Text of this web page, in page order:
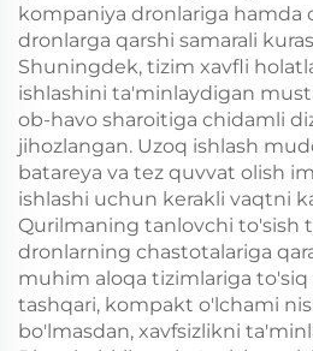
kompaniya dronlariga hamda
dronlarga qarshi samarali
Shuningdek, tizim xavfli
ishlashini ta'minlaydigan
ob-havo sharoitiga chidamli
jihozlangan. Uzoq ishlash
batareya va tez quvvat olish
ishlashi uchun kerakli vaqtni
Qurilmaning tanlovchi to'sish
dronlarning chastotalariga
muhim aloqa tizimlariga
tashqari, kompakt o'lchami
bo'lmasdan, xavfsizlikni